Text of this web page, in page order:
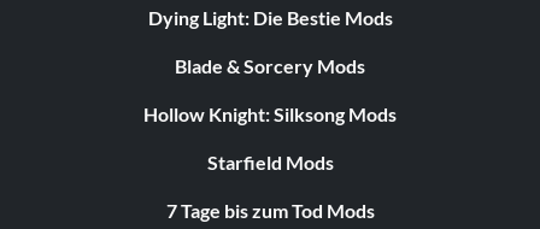
Dying Light: Die Bestie Mods
Blade & Sorcery Mods
Hollow Knight: Silksong Mods
Starfield Mods
7 Tage bis zum Tod Mods